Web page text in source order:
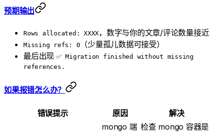
预期输出
Rows allocated: XXXX，数字与你的文章/评论数量接近
Missing refs: 0
（少量孤儿数据可接受）
最后出现 ✅ Migration finished without missing
references.
如果报错怎么办？
错误提示 原因 解决
mongo 端 检查 mongo 容器是